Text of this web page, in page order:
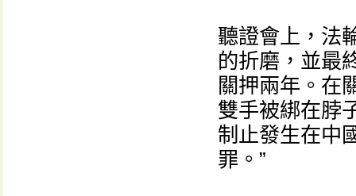
聽證會上，法
的折磨，並最
關押兩年。在
雙手被綁在脖
制止發生在中
罪。”